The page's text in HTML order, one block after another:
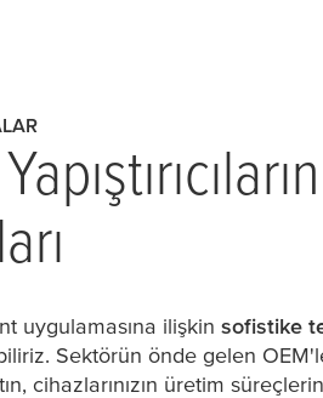
uygulamasına ilişkin sofistike
Sektörün önde gelen
cihazlarınızın üretim